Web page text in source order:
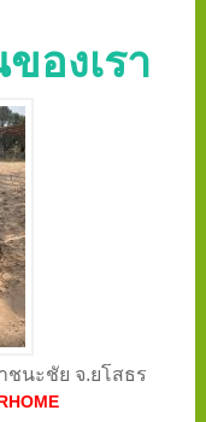
องเรา
ชนะชัย จ.ยโสธร